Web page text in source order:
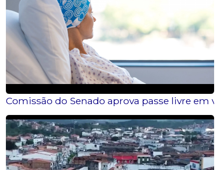
Comissão do Senado aprova passe livre em